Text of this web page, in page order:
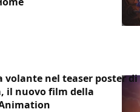
volante nel teaser poster di
il nuovo film della